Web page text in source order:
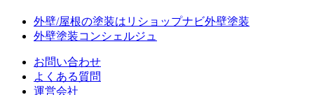
外壁/屋根の塗装はリショップナビ外壁塗装
外壁塗装コンシェルジュ
お問い合わせ
よくある質問
運営会社